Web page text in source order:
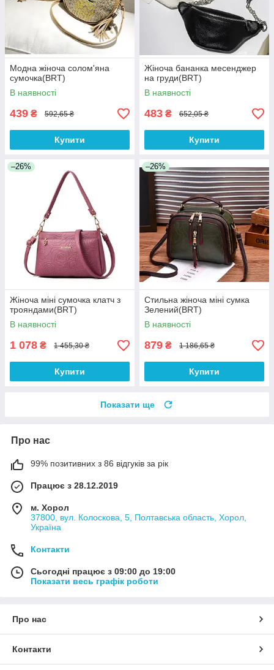
Модна жіноча солом'яна
сумочка(BRT)
В наявності
439 ₴ 592,65 ₴
Купити
Жіноча бананка месенджер
на груди(BRT)
В наявності
483 ₴ 652,05 ₴
Купити
–26%
Жіноча міні сумочка клатч з
трояндами(BRT)
В наявності
1 078 ₴ 1 455,30 ₴
Купити
–26%
Стильна жіноча міні сумка
Зелений(BRT)
В наявності
879 ₴ 1 186,65 ₴
Купити
Показати ще
Про нас
99% позитивних з 86 відгуків за рік
Працює з 28.12.2019
м. Хорол
37800, вул. Колоскова, 5, Полтавська область, Хорол,
Україна
Контакти
Сьогодні працює з 09:00 до 19:00
Показати весь графік роботи
Про нас
Контакти